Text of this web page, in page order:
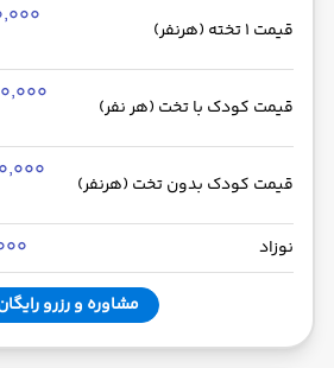
قیمت 1 تخته (هرنفر)
قیمت کودک با تخت (هر نفر)
قیمت کودک بدون تخت (هرنفر)
نوزاد
مشاوره و رزرو